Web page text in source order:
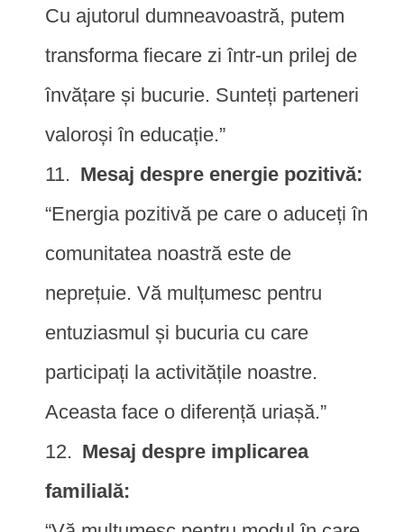
Cu ajutorul dumneavoastră, putem
transforma fiecare zi într-un prilej de
învățare și bucurie. Sunteți parteneri
valoroși în educație.”
Mesaj despre energie pozitivă:
“Energia pozitivă pe care o aduceți în
comunitatea noastră este de
neprețuie. Vă mulțumesc pentru
entuziasmul și bucuria cu care
participați la activitățile noastre.
Aceasta face o diferență uriașă.”
Mesaj despre implicarea
familială: